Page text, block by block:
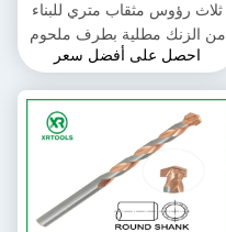
ثلاث رؤوس مثقاب متري للبناء
من الزنك مطلية بطرف ملحوم
آليًا
احصل على أفضل سعر